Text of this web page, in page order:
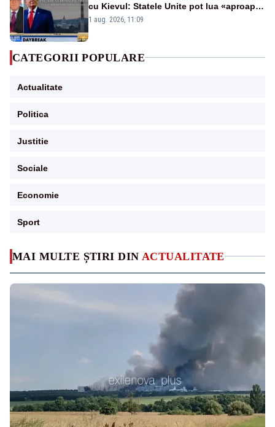
MAI MULTE ȘTIRI DIN ACTUALITATE
cu Kievul: Statele Unite pot lua «aproape
tot ce vor» din minele Ucrainei”
1 aug. 2026, 11:09
CATEGORII POPULARE
Actualitate
Politica
Justitie
Sociale
Economie
Sport